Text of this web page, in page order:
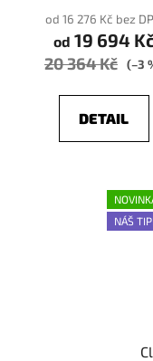
od 16 276 Kč bez
od 19 694
20 364 Kč (–3
DETAIL
NÁŠ TIP!